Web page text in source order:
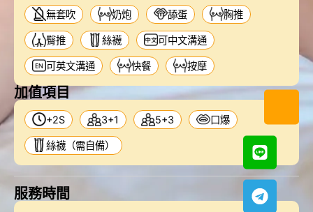
無套吹 奶炮 舔蛋 胸推
臀推 絲襪 可中文溝通
可英文溝通 快餐 按摩
加值項目
+2S 3+1 5+3 口爆
絲襪（需自備）
服務時間